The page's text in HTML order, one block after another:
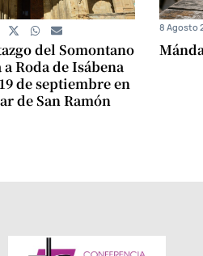
del Somontano
Roda de Isábena
de septiembre en
de San Ramón
8 Agosto